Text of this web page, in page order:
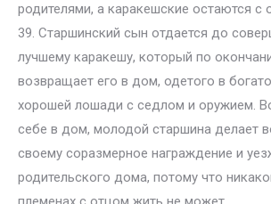
родителями, а каракешские остаются с
39. Старшинский сын отдается до
лучшему каракешу, который по
возвращает его в дом, одетого в
хорошей лошади с седлом и оружием.
себе в дом, молодой старшина делает
своему соразмерное награждение и
родительского дома, потому что